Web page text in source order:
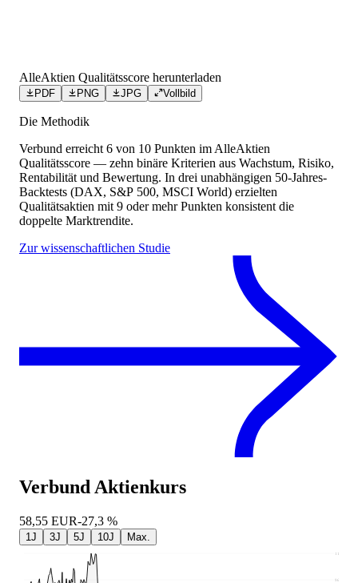
AlleAktien Qualitätsscore herunterladen
PDF PNG JPG Vollbild
Die Methodik
Verbund erreicht 6 von 10 Punkten im AlleAktien
Qualitätsscore — zehn binäre Kriterien aus Wachstum, Risiko,
Rentabilität und Bewertung. In drei unabhängigen 50-Jahres-
Backtests (DAX, S&P 500, MSCI World) erzielten
Qualitätsaktien mit 9 oder mehr Punkten konsistent die
doppelte Marktrendite.
Zur wissenschaftlichen Studie
Verbund Aktienkurs
58,55 EUR-27,3 %
1J 3J 5J 10J Max.
96,49
110,4